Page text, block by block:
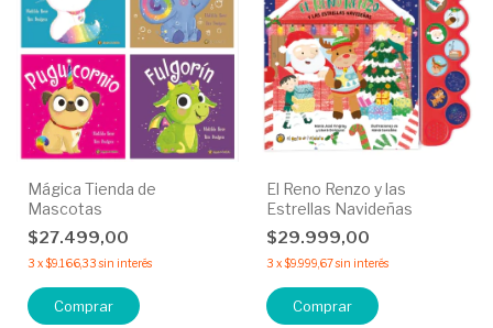
Mágica Tienda de
Mascotas
$27.499,00
3 x$9.166,33 sin interés
Comprar
El Reno Renzo y las
Estrellas Navideñas
$29.999,00
3 x$9.999,67sin interés